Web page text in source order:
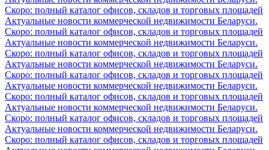
Скоро: полный каталог офисов, складов и торговых площадей
Актуальные новости коммерческой недвижимости Беларуси.
Скоро: полный каталог офисов, складов и торговых площадей
Актуальные новости коммерческой недвижимости Беларуси.
Скоро: полный каталог офисов, складов и торговых площадей
Актуальные новости коммерческой недвижимости Беларуси.
Скоро: полный каталог офисов, складов и торговых площадей
Актуальные новости коммерческой недвижимости Беларуси.
Скоро: полный каталог офисов, складов и торговых площадей
Актуальные новости коммерческой недвижимости Беларуси.
Скоро: полный каталог офисов, складов и торговых площадей
Актуальные новости коммерческой недвижимости Беларуси.
Скоро: полный каталог офисов, складов и торговых площадей